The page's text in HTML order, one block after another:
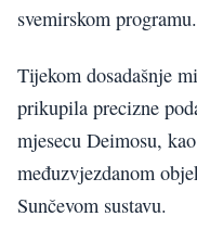
svemirskom programu.
Tijekom dosadašnje
prikupila precizne
mjesecu Deimosu,
međuzvjezdanom
Sunčevom sustavu.